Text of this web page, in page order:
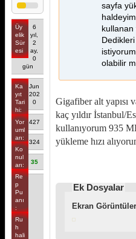
Üy
elik
Sür
esi
6
yıl,
2
ay,
0
gün
Ka
yıt
Tari
hi:
Jun
202
0
Yor
uml
arı:
427
Ko
nul
arı:
324
Re
p
Pu
anı
:
35
Ru
h
hali
sayfa
kullanan
olabilir
Gigafiber alt yapısı
kaç yıldır İstanbul/
kullanıyorum 935
yükleme hızı
Ek Dosyalar
Ekran